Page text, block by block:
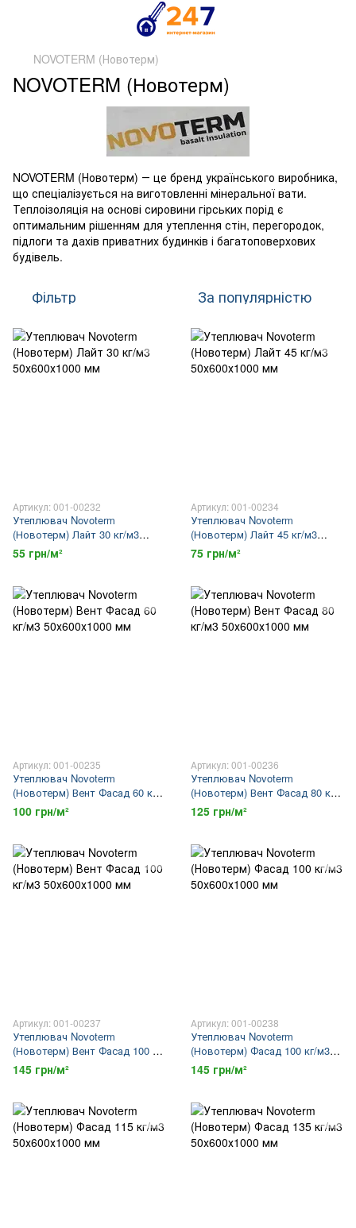
NOVOTERM (Новотерм)
NOVOTERM (Новотерм)
NOVOTERM (Новотерм) ― це бренд українського виробника,
що спеціалізується на виготовленні мінеральної вати.
Теплоізоляція на основі сировини гірських порід є
оптимальним рішенням для утеплення стін, перегородок,
підлоги та дахів приватних будинків і багатоповерхових
будівель.
Фільтр За популярністю
Артикул: 001-00232
Утеплювач Novoterm
(Новотерм) Лайт 30 кг/м3
50х600х1000 мм
55 грн/м²
Артикул: 001-00234
Утеплювач Novoterm
(Новотерм) Лайт 45 кг/м3
50х600х1000 мм
75 грн/м²
Артикул: 001-00235
Утеплювач Novoterm
(Новотерм) Вент Фасад 60 кг/
м3 50х600х1000 мм
100 грн/м²
Артикул: 001-00236
Утеплювач Novoterm
(Новотерм) Вент Фасад 80 кг/
м3 50х600х1000 мм
125 грн/м²
Артикул: 001-00237
Утеплювач Novoterm
(Новотерм) Вент Фасад 100 кг/
м3 50х600х1000 мм
145 грн/м²
Артикул: 001-00238
Утеплювач Novoterm
(Новотерм) Фасад 100 кг/м3
50х600х1000 мм
145 грн/м²